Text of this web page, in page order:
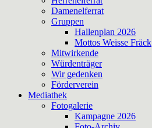
Damenelferrat
Gruppen
Hallenplan 2026
Mottos Weisse Fräck
Mitwirkende
Würdenträger
Wir gedenken
Förderverein
Mediathek
Fotogalerie
Kampagne 2026